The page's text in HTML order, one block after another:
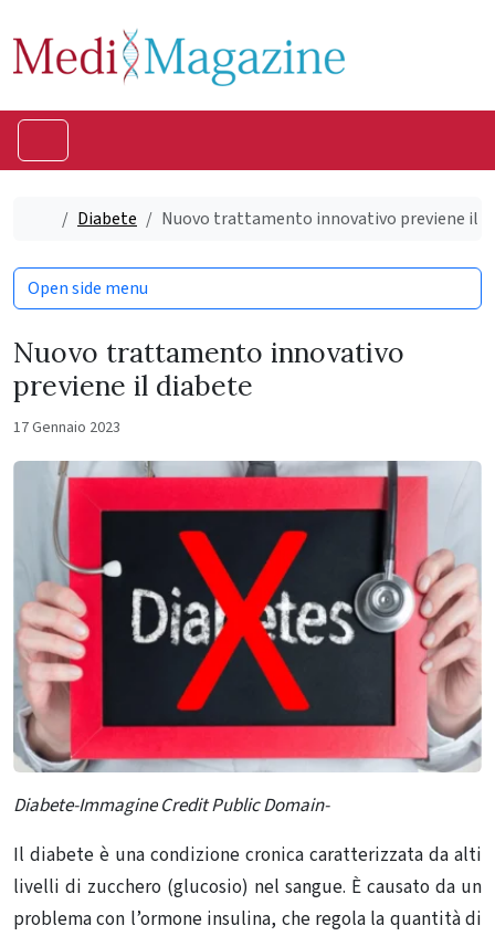
HomeDiabete Nuovo trattamento innovativo previene il
Nuovo trattamento innovativo
previene il diabete
17 Gennaio 2023
Diabete-Immagine Credit Public Domain-
Il diabete è una condizione cronica caratterizzata da alti
livelli di zucchero (glucosio) nel sangue. È causato da un
problema con l’ormone insulina, che regola la quantità di
Open side menu